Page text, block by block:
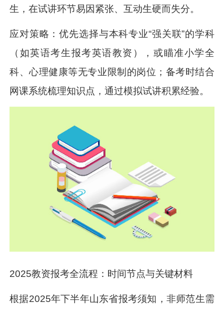
生，在试讲环节易因紧张、互动生硬而失分。
应对策略：优先选择与本科专业“强关联”的学科
（如英语考生报考英语教资），或瞄准小学全
科、心理健康等无专业限制的岗位；备考时结合
网课系统梳理知识点，通过模拟试讲积累经验。
2025教资报考全流程：时间节点与关键材料
根据2025年下半年山东省报考须知，非师范生需